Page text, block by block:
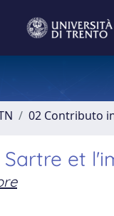
02 Contributo
Sartre et